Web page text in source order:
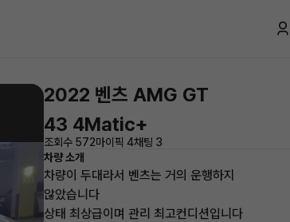
2022 벤츠 AMG GT
43 4Matic+
조회수 572마이픽 4채팅 3
차량 소개
차량이 두대라서 벤츠는 거의 운행하지
않았습니다
상태 최상급이며 관리 최고컨디션입니다